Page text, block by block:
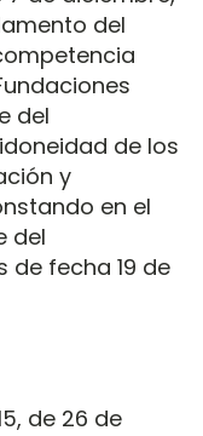
del
del
de los
y
en el
del
de fecha 19 de
de 26 de